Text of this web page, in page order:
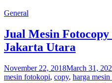
General
Jual Mesin
Jakarta Utara
November 22, 2018March 31,
mesin fotokopi, copy, harga